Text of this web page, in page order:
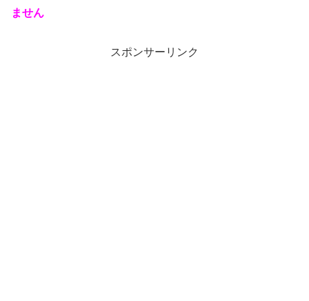
ません
スポンサーリンク